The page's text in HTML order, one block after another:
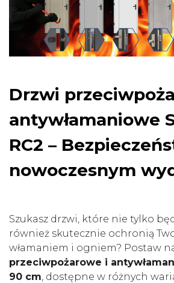
Drzwi
antywłamaniowe
RC2 –
nowoczesnym
Szukasz drzwi, które nie tylko
również skutecznie ochronią
włamaniem i ogniem? Postaw
przeciwpożarowe i
90 cm , dostępne w różnych